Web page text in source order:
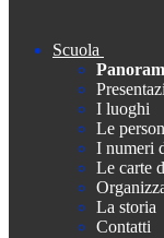
Scuola
I luoghi
Le
I numeri
Le carte
La storia
Contatti